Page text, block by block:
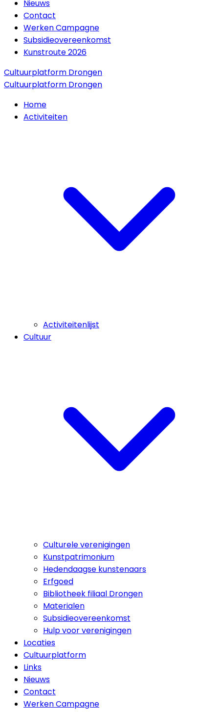
Nieuws
Contact
Werken Campagne
Subsidieovereenkomst
Kunstroute 2026
Cultuurplatform Drongen
Cultuurplatform Drongen
Home
Activiteiten
Activiteitenlijst
Cultuur
Culturele verenigingen
Kunstpatrimonium
Hedendaagse kunstenaars
Erfgoed
Bibliotheek filiaal Drongen
Materialen
Subsidieovereenkomst
Hulp voor verenigingen
Locaties
Cultuurplatform
Links
Nieuws
Contact
Werken Campagne